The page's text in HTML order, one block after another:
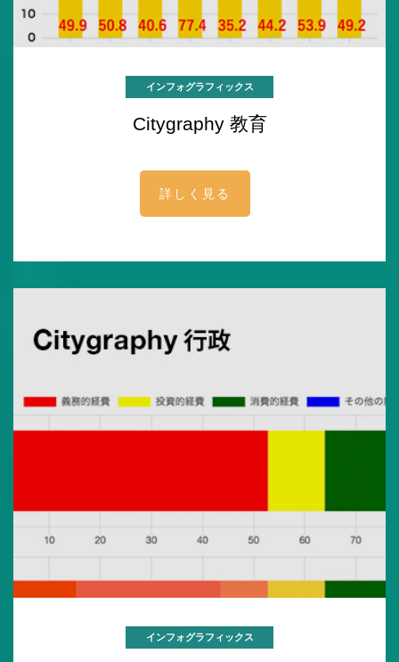
インフォグラフィックス
Citygraphy 教育
詳しく見る
インフォグラフィックス